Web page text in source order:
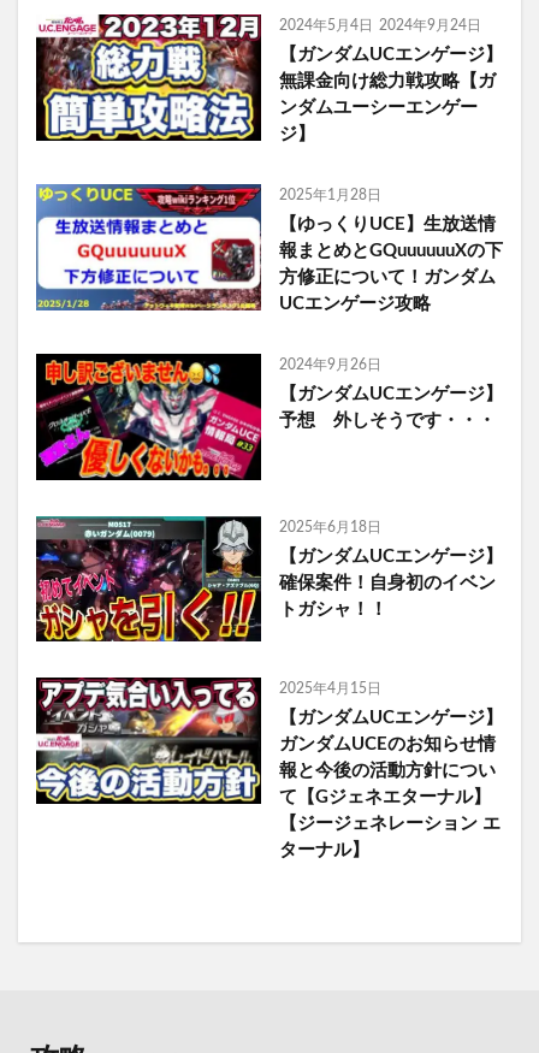
2024年5月4日 2024年9月24日
【ガンダムUCエンゲージ】
無課金向け総力戦攻略【ガ
ンダムユーシーエンゲー
ジ】
2025年1月28日
【ゆっくりUCE】生放送情
報まとめとGQuuuuuuXの下
方修正について！ガンダム
UCエンゲージ攻略
2024年9月26日
【ガンダムUCエンゲージ】
予想 外しそうです・・・
2025年6月18日
【ガンダムUCエンゲージ】
確保案件！自身初のイベン
トガシャ！！
2025年4月15日
【ガンダムUCエンゲージ】
ガンダムUCEのお知らせ情
報と今後の活動方針につい
て【Gジェネエターナル】
【ジージェネレーション エ
ターナル】